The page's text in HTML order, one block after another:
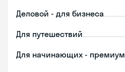
Деловой - для бизнеса
Для путешествий
Для начинающих - премиум